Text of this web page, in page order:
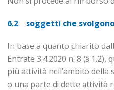
6.2 soggetti che
In base a quanto chiarito
Entrate 3.4.2020 n. 8 (§
più attività nell’ambito della
o una parte di dette attività